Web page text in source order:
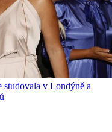
studovala v Londýně a